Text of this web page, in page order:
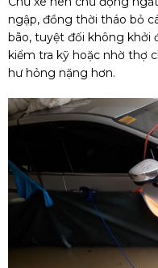
ngập, đồng thời tháo bỏ
bão, tuyệt đối không khởi
kiểm tra kỹ hoặc nhờ thợ
hư hỏng nặng hơn.